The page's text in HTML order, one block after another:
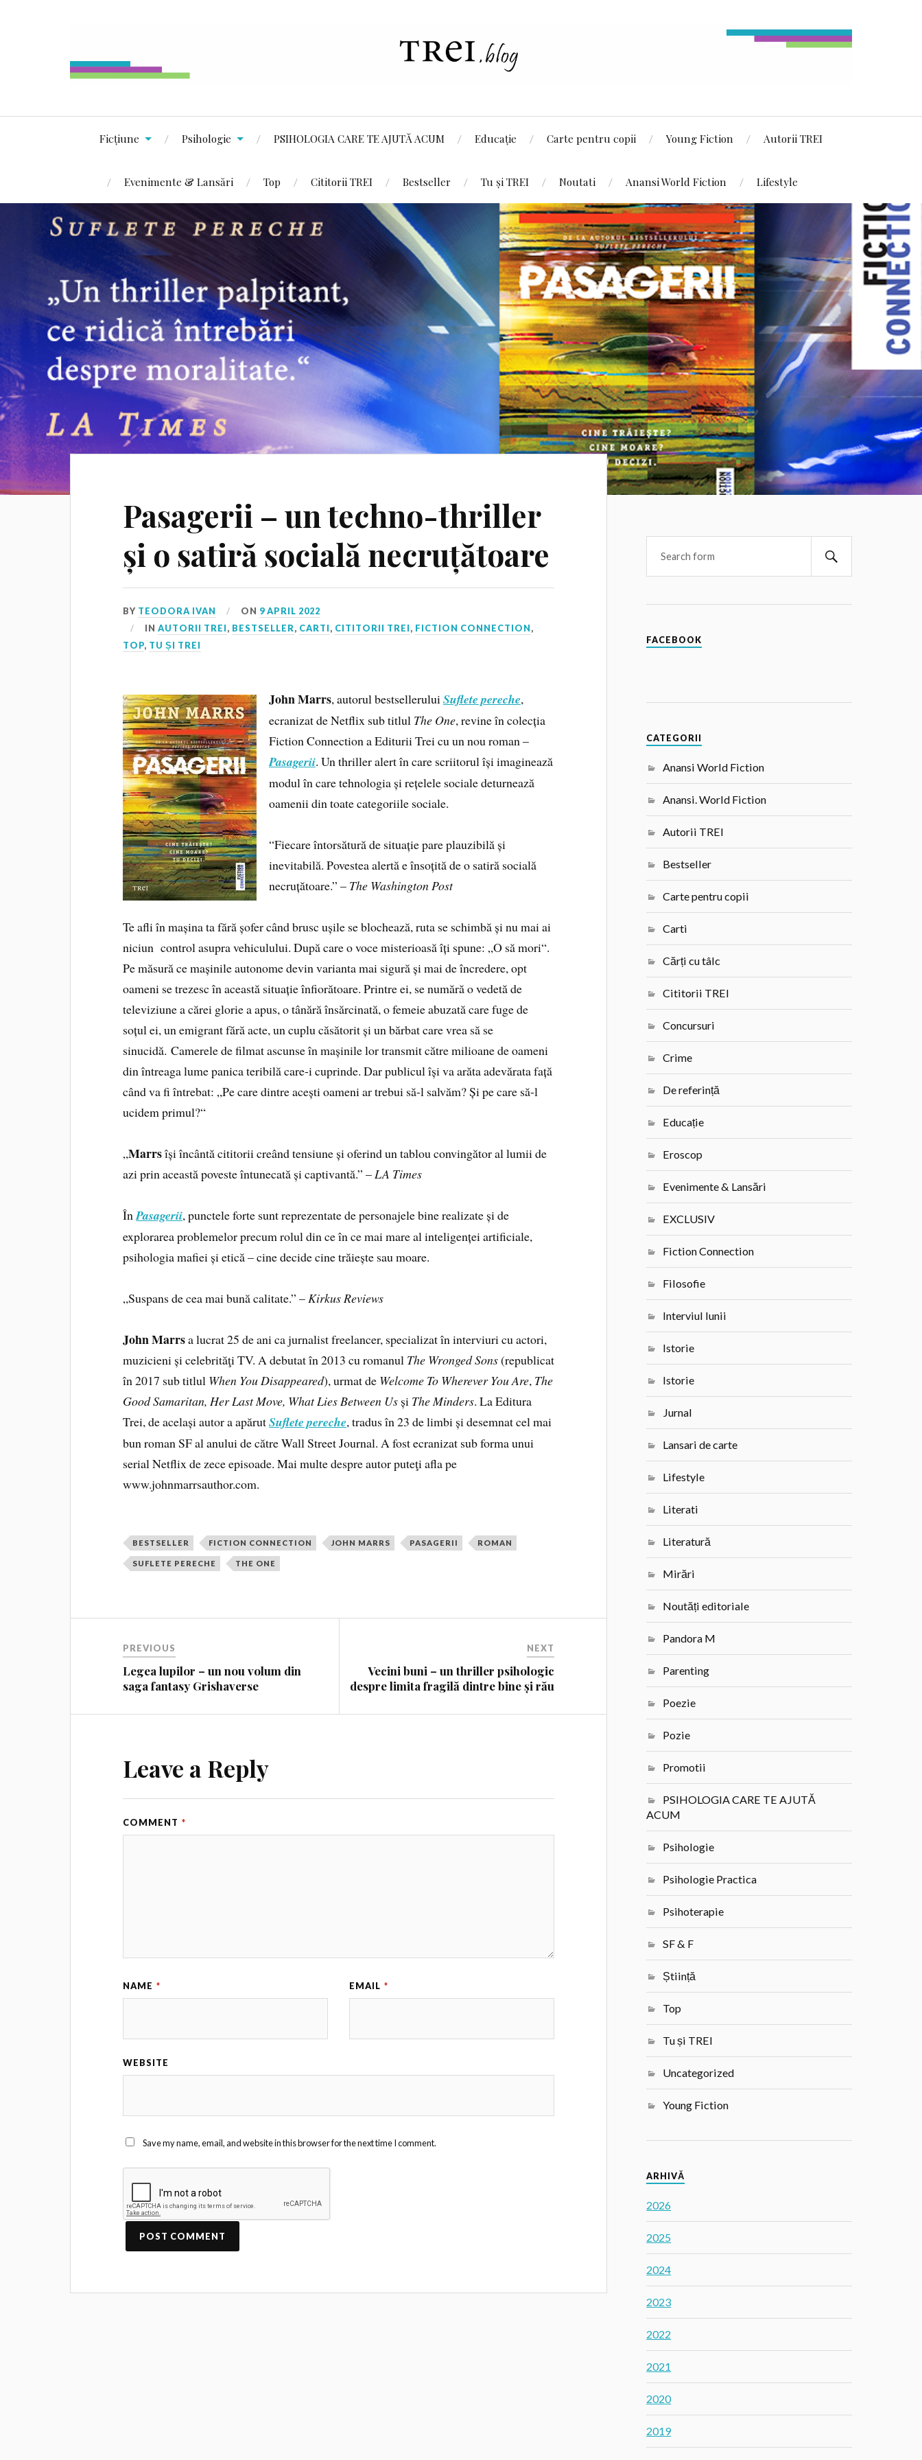
Ficțiune Psihologie PSIHOLOGIA CARE TE AJUTĂ ACUM Educație Carte pentru copii Young Fiction Autorii TREI
Evenimente & Lansări Top Cititorii TREI Bestseller Tu și TREI Noutati Anansi World Fiction Lifestyle
Pasagerii – un techno-thriller
și o satiră socială necruțătoare
BY TEODORA IVAN ON 9 APRIL 2022
INAUTORII TREI, BESTSELLER, CARTI, CITITORII TREI, FICTION CONNECTION,
TOP, TU ȘI TREI
John Marrs, autorul bestselleruluiSuflete pereche,
ecranizat de Netflix sub titlul The One, revine în colecția
Fiction Connection a Editurii Trei cu un nou roman –
Pasagerii. Un thriller alert în care scriitorul își imaginează
modul în care tehnologia și rețelele sociale deturnează
oamenii din toate categoriile sociale.
“Fiecare întorsătură de situație pare plauzibilă și
inevitabilă. Povestea alertă e însoțită de o satiră socială
necruțătoare.” – The Washington Post
Te afli în mașina ta fără șofer când brusc ușile se blochează, ruta se schimbă și nu mai ai
niciun control asupra vehiculului. După care o voce misterioasă îți spune: „O să mori“.
Pe măsură ce mașinile autonome devin varianta mai sigură și mai de încredere, opt
oameni se trezesc în această situație înfiorătoare. Printre ei, se numără o vedetă de
televiziune a cărei glorie a apus, o tânără însărcinată, o femeie abuzată care fuge de
soțul ei, un emigrant fără acte, un cuplu căsătorit și un bărbat care vrea să se
sinucidă. Camerele de filmat ascunse în mașinile lor transmit către milioane de oameni
din întreaga lume panica teribilă care-i cuprinde. Dar publicul își va arăta adevărata față
când va fi întrebat: „Pe care dintre acești oameni ar trebui să-l salvăm? Și pe care să-l
ucidem primul?“
„Marrsîși încântă cititorii creând tensiune și oferind un tablou convingător al lumii de
azi prin această poveste întunecată și captivantă.” –LA Times
ÎnPasagerii, punctele forte sunt reprezentate de personajele bine realizate și de
explorarea problemelor precum rolul din ce în ce mai mare al inteligenței artificiale,
psihologia mafiei și etică – cine decide cine trăiește sau moare.
„Suspans de cea mai bună calitate.” –Kirkus Reviews
John Marrsa lucrat 25 de ani ca jurnalist freelancer, specializat în interviuri cu actori,
muzicieni și celebrităţi TV. A debutat în 2013 cu romanul The Wronged Sons(republicat
în 2017 sub titlul When You Disappeared), urmat de Welcome To Wherever You Are, The
Good Samaritan, Her Last Move, What Lies Between Us și The Minders. La Editura
Trei, de același autor a apărutSuflete pereche, tradus în 23 de limbi și desemnat cel mai
bun roman SF al anului de către Wall Street Journal. A fost ecranizat sub forma unui
serial Netflix de zece episoade. Mai multe despre autor puteţi afla pe
www.johnmarrsauthor.com.
BESTSELLER FICTION CONNECTION JOHN MARRS PASAGERII ROMAN
SUFLETE PERECHE THE ONE
PREVIOUS
Legea lupilor – un nou volum din
saga fantasy Grishaverse
NEXT
Vecini buni – un thriller psihologic
despre limita fragilă dintre bine și rău
Leave a Reply
COMMENT *
NAME * EMAIL *
WEBSITE
Save my name, email, and website in this browser for the next time I comment.
FACEBOOK
CATEGORII
Anansi World Fiction
Anansi. World Fiction
Autorii TREI
Bestseller
Carte pentru copii
Carti
Cărți cu tâlc
Cititorii TREI
Concursuri
Crime
De referință
Educație
Eroscop
Evenimente & Lansări
EXCLUSIV
Fiction Connection
Filosofie
Interviul lunii
Istorie
Istorie
Jurnal
Lansari de carte
Lifestyle
Literati
Literatură
Mirări
Noutăți editoriale
Pandora M
Parenting
Poezie
Pozie
Promotii
PSIHOLOGIA CARE TE AJUTĂ
ACUM
Psihologie
Psihologie Practica
Psihoterapie
SF & F
Știință
Top
Tu și TREI
Uncategorized
Young Fiction
ARHIVĂ
2026
2025
2024
2023
2022
2021
2020
2019